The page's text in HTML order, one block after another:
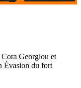
Cora Georgiou et
Évasion du fort